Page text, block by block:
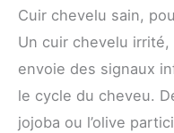
Cuir chevelu sain,
Un cuir chevelu
envoie des signaux
le cycle du cheveu.
jojoba ou l’olive